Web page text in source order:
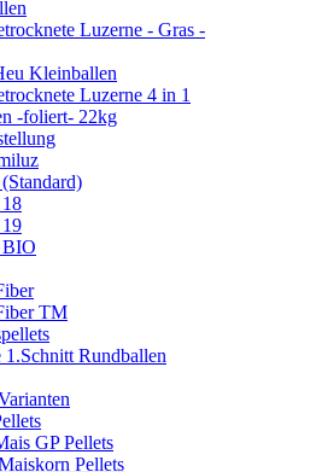
Luzerne - Gras -
Kleinballen
Luzerne 4 in 1
-foliert- 22kg
BIO
TM
1.Schnitt Rundballen
GP Pellets
Pellets